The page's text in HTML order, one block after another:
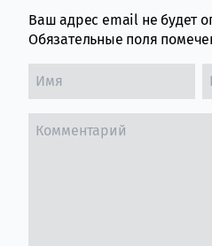
Ваш адрес email не будет
Обязательные поля